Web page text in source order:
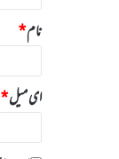
نام*
ای میل*